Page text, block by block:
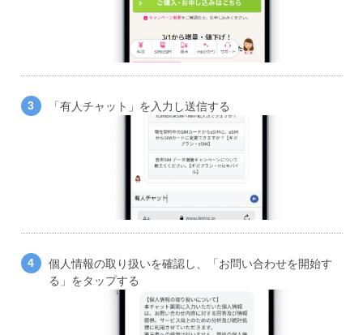
「有人チャット」を入力し送信する
個人情報の取り扱いを確認し、「お問い合わせを開始す
る」をタップする